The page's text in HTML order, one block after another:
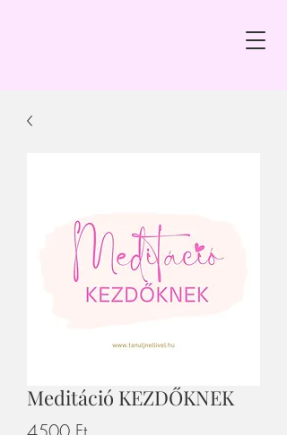
Meditáció KEZDŐKNEK
Ár